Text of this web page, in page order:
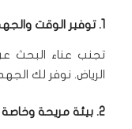
1. توفير الوقت والجهد
تجنب عناء البحث
الرياض. نوفر لك
2. بيئة مريحة وخاصة